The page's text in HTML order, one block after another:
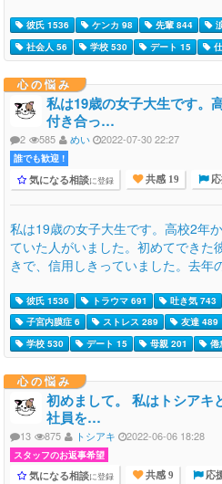
彼氏 1536 ケンカ 98 先輩 844
社会人 56
学校 530 デート 15
心の悩み
私は19歳の女子大生です。
付き合っ…
2 585 めい 2022-07-30 22:27
誰でも歓迎 !
気になる相談に登録 共感 19 応
私は19歳の女子大生です。高校2年
ていた人がいました。初めてできた
きで、信用しきっていました。去年
彼氏 1536 トラウマ 691 吐き気 743
子宮内膜症 6
ストレス 289 友達 489
学校 530
デート 15 母親 201 倦
心の悩み
初めまして。 私はトシアキ
社員を…
13 875 トシアキ 2022-06-06 18:28
スタッフのお返事希望
気になる相談に登録 共感 9 応